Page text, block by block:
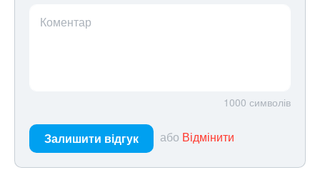
Коментар
1000 символів
Залишити відгук або Відмінити